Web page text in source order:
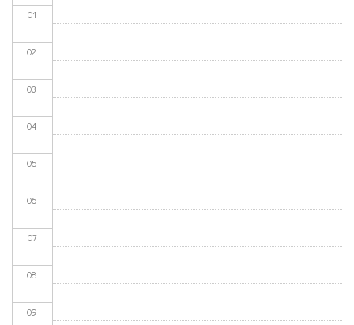
01
02
03
04
05
06
07
08
09